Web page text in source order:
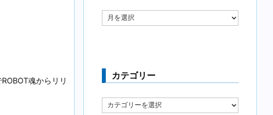
魂からリリ
ー
カテゴリー
テ